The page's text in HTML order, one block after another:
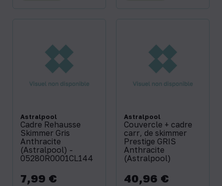
Astralpool
Cadre Rehausse
Skimmer Gris
Anthracite
(Astralpool) -
05280R0001CL144
Prix
7,99 €
Astralpool
Couvercle + cadre
carr‚ de skimmer
Prestige GRIS
Anthracite
(Astralpool)
Prix
40,96 €